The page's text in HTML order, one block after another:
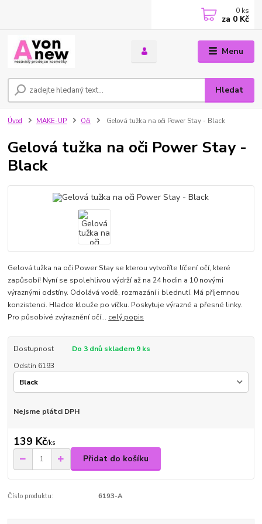
Menu
Hledat
0 ks
za 0 Kč
Úvod MAKE-UP Oči Gelová tužka na oči Power Stay - Black
Gelová tužka na oči Power Stay -
Black
Gelová tužka na oči Power Stay se kterou vytvoříte líčení očí, které
zapůsobí! Nyní se spolehlivou výdrží až na 24 hodin a 10 novými
výraznými odstíny. Odolává vodě, rozmazání i blednutí. Má příjemnou
konzistenci. Hladce klouže po víčku. Poskytuje výrazné a přesné linky.
Pro působivé zvýraznění očí... celý popis
Dostupnost
Do 3 dnů skladem 9 ks
Odstín 6193
Nejsme plátci DPH
139 Kč/ks
Přidat do košíku
Číslo produktu: 6193-A